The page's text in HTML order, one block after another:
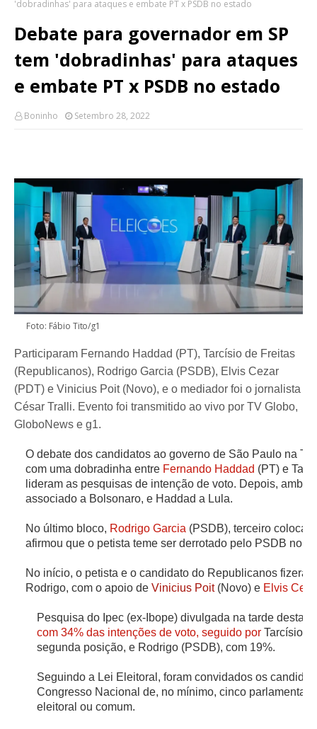
'dobradinhas' para ataques e embate PT x PSDB no estado
Debate para governador em SP
tem 'dobradinhas' para ataques
e embate PT x PSDB no estado
Boninho Setembro 28, 2022
Foto: Fábio Tito/g1
Participaram Fernando Haddad (PT), Tarcísio de Freitas
(Republicanos), Rodrigo Garcia (PSDB), Elvis Cezar
(PDT) e Vinicius Poit (Novo), e o mediador foi o jornalista
César Tralli. Evento foi transmitido ao vivo por TV Globo,
GloboNews e g1.
O debate dos candidatos ao governo de São Paulo na
com uma dobradinha entre Fernando Haddad (PT) e
lideram as pesquisas de intenção de voto. Depois,
associado a Bolsonaro, e Haddad a Lula.
No último bloco, Rodrigo Garcia (PSDB), terceiro
afirmou que o petista teme ser derrotado pelo PSDB no
No início, o petista e o candidato do Republicanos
Rodrigo, com o apoio de Vinicius Poit(Novo) e Elvis
Pesquisa do Ipec (ex-Ibope) divulgada na tarde desta
com 34% das intenções de voto, seguido por Tarcísio,
segunda posição, e Rodrigo (PSDB), com 19%.
Seguindo a Lei Eleitoral, foram convidados os
Congresso Nacional de, no mínimo, cinco
eleitoral ou comum.